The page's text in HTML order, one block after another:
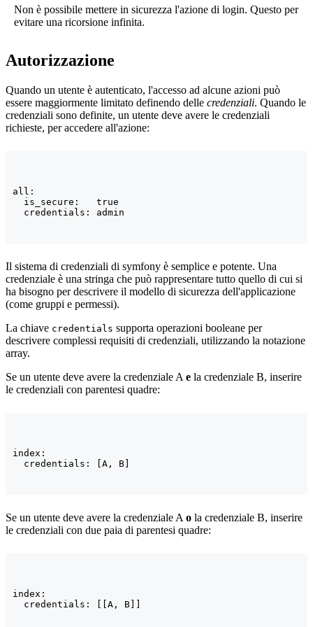
Non è possibile mettere in sicurezza l'azione di login. Questo per
evitare una ricorsione infinita.
Autorizzazione
Quando un utente è autenticato, l'accesso ad alcune azioni può
essere maggiormente limitato definendo delle credenziali. Quando le
credenziali sono definite, un utente deve avere le credenziali
richieste, per accedere all'azione:
all:
  is_secure:   true
  credentials: admin
Il sistema di credenziali di symfony è semplice e potente. Una
credenziale è una stringa che può rappresentare tutto quello di cui si
ha bisogno per descrivere il modello di sicurezza dell'applicazione
(come gruppi e permessi).
La chiave credentials supporta operazioni booleane per
descrivere complessi requisiti di credenziali, utilizzando la notazione
array.
Se un utente deve avere la credenziale A e la credenziale B, inserire
le credenziali con parentesi quadre:
index:
  credentials: [A, B]
Se un utente deve avere la credenziale A o la credenziale B, inserire
le credenziali con due paia di parentesi quadre:
index:
  credentials: [[A, B]]